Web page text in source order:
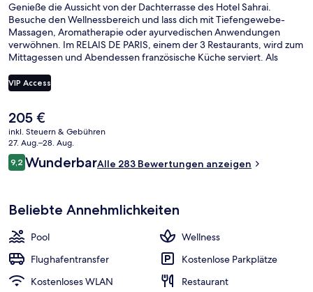
Genieße die Aussicht von der Dachterrasse des Hotel Sahrai.
Besuche den Wellnessbereich und lass dich mit Tiefengewebe-
Massagen, Aromatherapie oder ayurvedischen Anwendungen
verwöhnen. Im RELAIS DE PARIS, einem der 3 Restaurants, wird zum
Mittagessen und Abendessen französische Küche serviert. Als
Außenpool, eine Poolbar und ein Fitnesscenter. Andere Reisende
haben viel Gutes über das hilfsbereite Personal zu berichten.
VIP Access
Der
aktuelle
Preis
beträgt
205 €.
205 €
inkl. Steuern & Gebühren
27. Aug.–28. Aug.
Bewertungen
9,29,2 von 10.
WunderbarAlle 283 Bewertungen anzeigen
Beliebte Annehmlichkeiten
Pool
Wellness
Flughafentransfer
Kostenlose Parkplätze
Kostenloses WLAN
Restaurant